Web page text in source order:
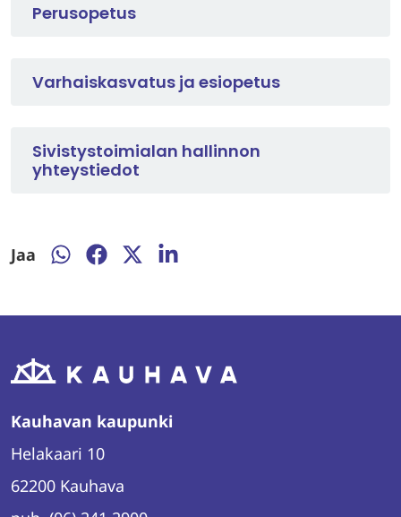
Perusopetus
Varhaiskasvatus ja esiopetus
Sivistystoimialan hallinnon
yhteystiedot
Jaa
Jaa
Jaa
Jaa
Jaa
Kauhavan kaupunki
Helakaari 10
62200 Kauhava